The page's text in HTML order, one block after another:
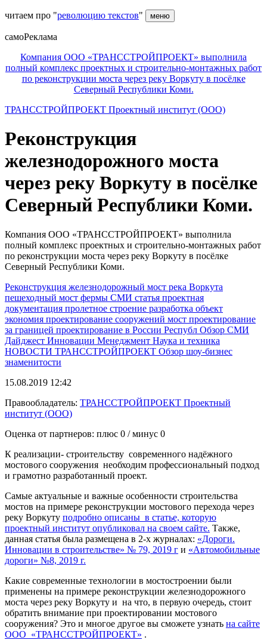
читаем про "революцию текстов" меню
самоРеклама
Компания ООО «ТРАНССТРОЙПРОЕКТ» выполнила
полный комплекс проектных и строительно-монтажных работ
по реконструкции моста через реку Воркуту в посёлке
Северный Республики Коми.
ТРАНССТРОЙПРОЕКТ Проектный институт (ООО)
Реконструкция
железнодорожного моста
через реку Воркуту в посёлке
Северный Республики Коми.
Компания ООО «ТРАНССТРОЙПРОЕКТ» выполнила
полный комплекс проектных и строительно-монтажных работ
по реконструкции моста через реку Воркуту в посёлке
Северный Республики Коми.
Реконструкция железнодорожный мост река Воркута
пешеходный мост фермы СМИ статья проектная
документация пролетное строение разработка объект
экономия проектирование сооружений мост проектирование
за границей проектирование в России Республ Обзор СМИ
Дайджест Инновации Менеджмент Наука и техника
НОВОСТИ ТРАНССТРОЙПРОЕКТ Обзор шоу-бизнес
знаменитости
15.08.2019 12:42
Правообладатель: ТРАНССТРОЙПРОЕКТ Проектный
институт (ООО)
Оценка от партнеров: плюс 0 / минус 0
К реализации- строительству современного надёжного
мостового сооружения необходим профессиональный подход
и грамотно разработанный проект.
Самые актуальные и важные особенности строительства
мостов на примере реконструкции мостового перехода через
реку Воркуту подробно описаны в статье, которую
проектный институт опубликовал на своем сайте. Также,
данная статья была размещена в 2-х журналах: «Дороги.
Инновации в строительстве» № 79, 2019 г и «Автомобильные
дороги» №8, 2019 г.
Какие современные технологии в мостостроении были
применены на примере реконструкции железнодорожного
моста через реку Воркуту и на что, в первую очередь, стоит
обратить внимание при проектировании мостового
сооружения? Это и многое другое вы сможете узнать на сайте
ООО «ТРАНССТРОЙПРОЕКТ» .